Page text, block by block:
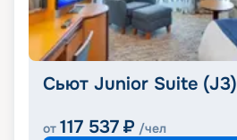
Сьют Junior Suite (J3)
от 117 537 ₽ /чел